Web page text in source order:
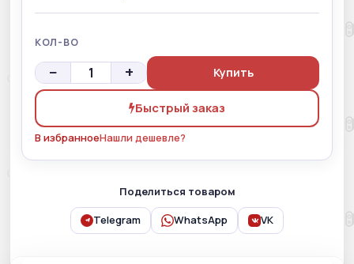
КОЛ-ВО
− + Купить
Быстрый заказ
В избранноеНашли дешевле?
Поделиться товаром
Telegram WhatsApp VK